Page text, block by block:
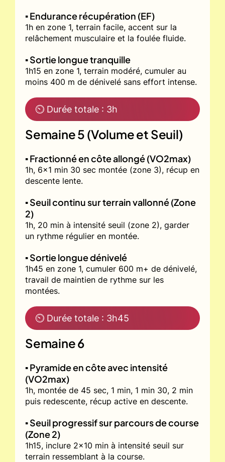
▪️ Endurance récupération (EF)
1h en zone 1, terrain facile, accent sur la
relâchement musculaire et la foulée fluide.
▪️ Sortie longue tranquille
1h15 en zone 1, terrain modéré, cumuler au
moins 400 m de dénivelé sans effort intense.
⏲ Durée totale : 3h
Semaine 5 (Volume et Seuil)
▪️ Fractionné en côte allongé (VO2max)
1h, 6x1 min 30 sec montée (zone 3), récup en
descente lente.
▪️ Seuil continu sur terrain vallonné (Zone
2)
1h, 20 min à intensité seuil (zone 2), garder
un rythme régulier en montée.
▪️ Sortie longue dénivelé
1h45 en zone 1, cumuler 600 m+ de dénivelé,
travail de maintien de rythme sur les
montées.
⏲ Durée totale : 3h45
Semaine 6
▪️ Pyramide en côte avec intensité
(VO2max)
1h, montée de 45 sec, 1 min, 1 min 30, 2 min
puis redescente, récup active en descente.
▪️ Seuil progressif sur parcours de course
(Zone 2)
1h15, inclure 2x10 min à intensité seuil sur
terrain ressemblant à la course.